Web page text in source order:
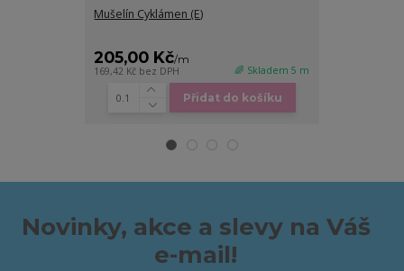
Mušelín Cyklámen (E)
205,00 Kč/m
169,42 Kč bez DPH 🌈 Skladem 5 m
Přidat do košíku
Novinky, akce a slevy na Váš
e-mail!